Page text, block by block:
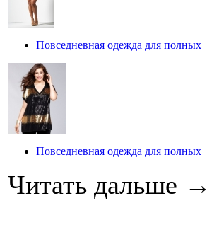
Повседневная одежда для полных
Повседневная одежда для полных
Читать дальше →